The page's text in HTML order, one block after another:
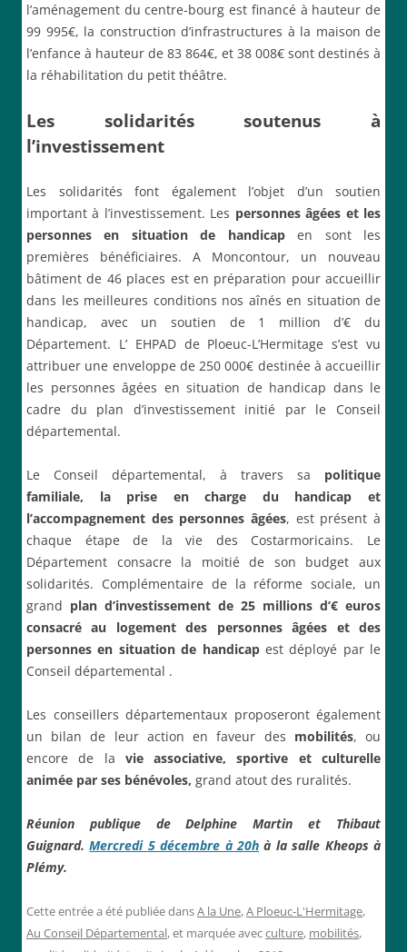
l’aménagement du centre-bourg est financé à hauteur de
99 995€, la construction d’infrastructures à la maison de
l’enfance à hauteur de 83 864€, et 38 008€ sont destinés à
la réhabilitation du petit théâtre.
Les solidarités soutenus à
l’investissement
Les solidarités font également l’objet d’un soutien
important à l’investissement. Les personnes âgées et les
personnes en situation de handicapen sont les
premières bénéficiaires. A Moncontour, un nouveau
bâtiment de 46 places est en préparation pour accueillir
dans les meilleures conditions nos aînés en situation de
handicap, avec un soutien de 1 million d’€ du
Département. L’ EHPAD de Ploeuc-L’Hermitage s’est vu
attribuer une enveloppe de 250 000€ destinée à accueillir
les personnes âgées en situation de handicap dans le
cadre du plan d’investissement initié par le Conseil
départemental.
Le Conseil départemental, à travers sa politique
familiale, la prise en charge du handicap et
l’accompagnement des personnes âgées, est présent à
chaque étape de la vie des Costarmoricains. Le
Département consacre la moitié de son budget aux
solidarités. Complémentaire de la réforme sociale, un
grand plan d’investissement de 25 millions d’€ euros
consacré au logement des personnes âgées et des
personnes en situation de handicapest déployé par le
Conseil départemental .
Les conseillers départementaux proposeront également
un bilan de leur action en faveur des mobilités, ou
encore de la vie associative, sportive et culturelle
animée par ses bénévoles, grand atout des ruralités.
Réunion publique de Delphine Martin et Thibaut
Guignard.Mercredi 5 décembre à 20h à la salle Kheops à
Plémy.
Cette entrée a été publiée dansA la Une,A Ploeuc-L'Hermitage,
Au Conseil Départemental, et marquée avecculture, mobilités,